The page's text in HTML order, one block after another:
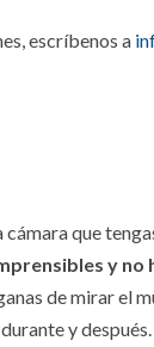
escríbenos a
que
y no
de mirar el
y después.